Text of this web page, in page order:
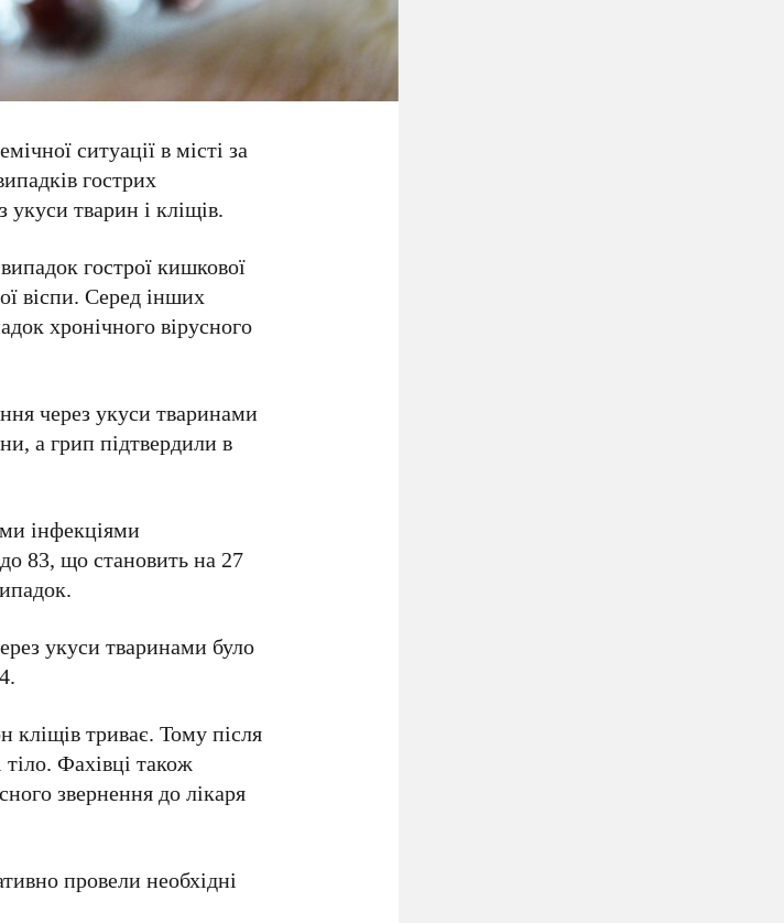
ситуації в місті за
гострих
укуси тварин і кліщів.
гострої кишкової
віспи. Серед інших
хронічного вірусного
через укуси тваринами
, а грип підтвердили в
інфекціями
до83, що становить на27
.
укуси тваринами було
.
триває. Тому після
Фахівці також
звернення до лікаря
провели необхідні